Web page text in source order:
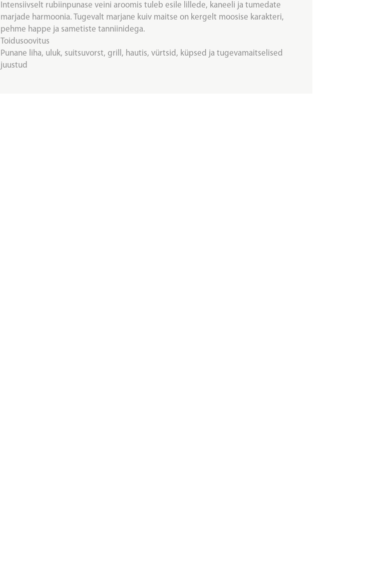
Intensiivselt rubiinpunase veini aroomis tuleb esile lillede, kaneeli ja tumedate
marjade harmoonia. Tugevalt marjane kuiv maitse on kergelt moosise karakteri,
pehme happe ja sametiste tanniinidega.
Toidusoovitus
Punane liha, uluk, suitsuvorst, grill, hautis, vürtsid, küpsed ja tugevamaitselised
juustud